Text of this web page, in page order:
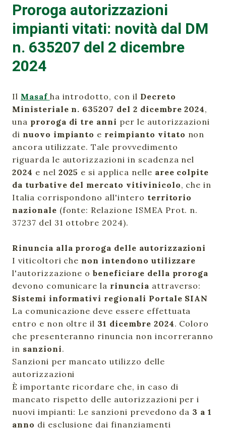
Proroga autorizzazioni
impianti vitati: novità dal DM
n. 635207 del 2 dicembre
2024
Il Masaf ha introdotto, con il Decreto
Ministeriale n. 635207 del 2 dicembre 2024,
una proroga di tre anni per le autorizzazioni
di nuovo impianto e reimpianto vitato non
ancora utilizzate. Tale provvedimento
riguarda le autorizzazioni in scadenza nel
2024 e nel 2025 e si applica nelle aree colpite
da turbative del mercato vitivinicolo, che in
Italia corrispondono all'intero territorio
nazionale (fonte: Relazione ISMEA Prot. n.
37237 del 31 ottobre 2024).
Rinuncia alla proroga delle autorizzazioni
I viticoltori chenon intendono utilizzare
l'autorizzazione obeneficiare della proroga
devono comunicare la rinuncia attraverso:
Sistemi informativi regionali Portale SIAN
La comunicazione deve essere effettuata
entro e non oltre il 31 dicembre 2024. Coloro
che presenteranno rinuncia non incorreranno
in sanzioni.
Sanzioni per mancato utilizzo delle
autorizzazioni
È importante ricordare che, in caso di
mancato rispetto delle autorizzazioni per i
nuovi impianti: Le sanzioni prevedono da 3 a 1
anno di esclusione dai finanziamenti